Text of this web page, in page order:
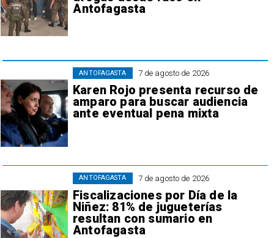
Antofagasta
7 de agosto de 2026
Karen Rojo presenta recurso de
amparo para buscar audiencia
ante eventual pena mixta
ANTOFAGASTA
7 de agosto de 2026
Fiscalizaciones por Día de la
Niñez: 81% de jugueterías
resultan con sumario en
Antofagasta
ANTOFAGASTA